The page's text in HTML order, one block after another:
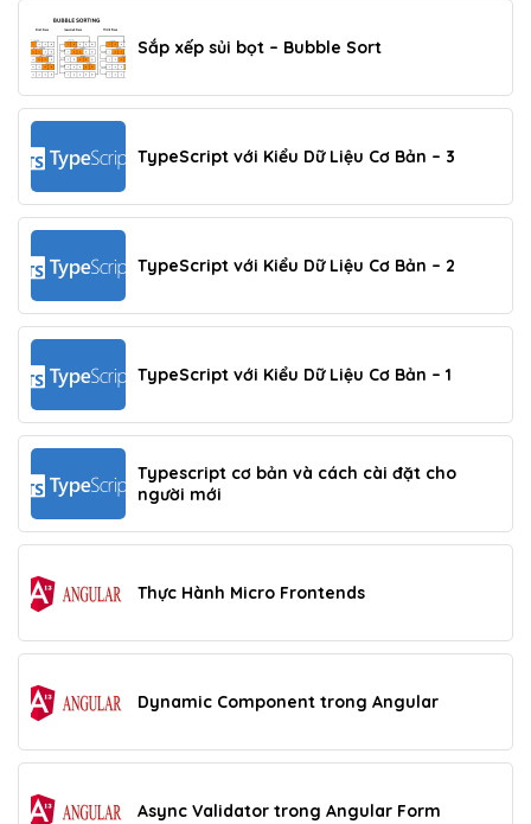
Sắp xếp sủi bọt – Bubble Sort
TypeScript với Kiểu Dữ Liệu Cơ Bản – 3
TypeScript với Kiểu Dữ Liệu Cơ Bản – 2
TypeScript với Kiểu Dữ Liệu Cơ Bản – 1
Typescript cơ bản và cách cài đặt cho
người mới
Thực Hành Micro Frontends
Dynamic Component trong Angular
Async Validator trong Angular Form